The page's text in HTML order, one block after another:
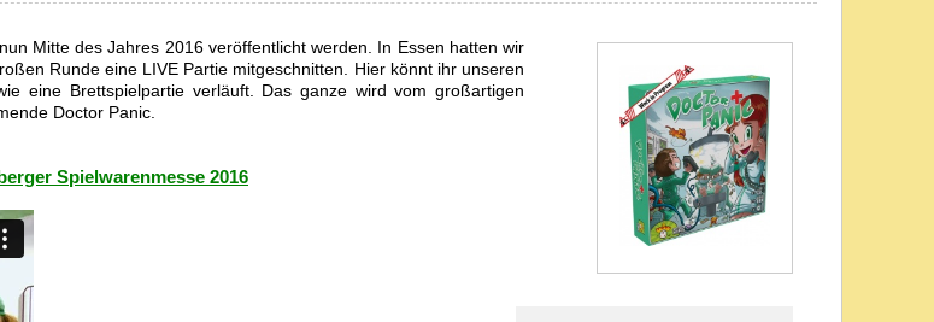
Mitte des Jahres 2016 veröffentlicht werden. In Essen hatten wir
Runde eine LIVE Partie mitgeschnitten. Hier könnt ihr unseren
eine Brettspielpartie verläuft. Das ganze wird vom großartigen
Doctor Panic.
Spielwarenmesse 2016